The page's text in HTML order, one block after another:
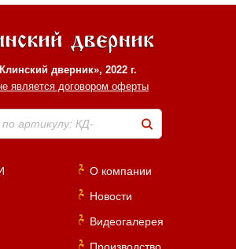
дверник», 2022 г.
является договором оферты
по артикулу: КД-
О компании
Новости
Видеогалерея
Производство